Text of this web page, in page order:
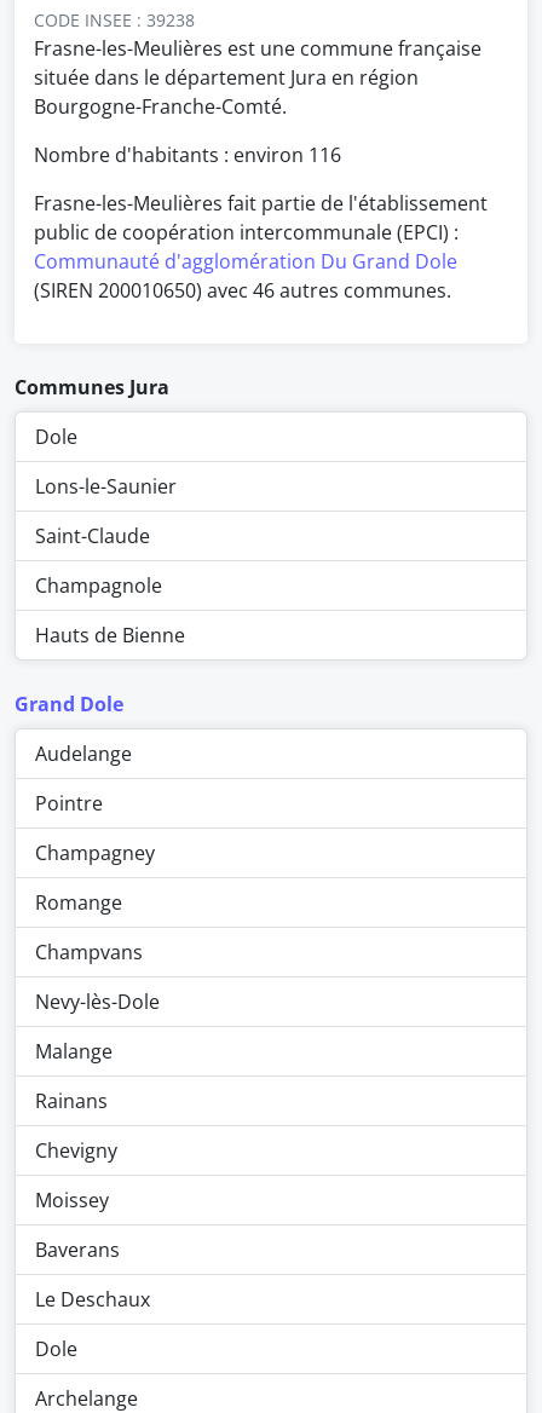
CODE INSEE : 39238
Frasne-les-Meulières est une commune française
située dans le département Jura en région
Bourgogne-Franche-Comté.
Nombre d'habitants : environ 116
Frasne-les-Meulières fait partie de l'établissement
public de coopération intercommunale (EPCI) :
Communauté d'agglomération Du Grand Dole
(SIREN 200010650) avec 46 autres communes.
Communes Jura
Dole
Lons-le-Saunier
Saint-Claude
Champagnole
Hauts de Bienne
Grand Dole
Audelange
Pointre
Champagney
Romange
Champvans
Nevy-lès-Dole
Malange
Rainans
Chevigny
Moissey
Baverans
Le Deschaux
Dole
Archelange